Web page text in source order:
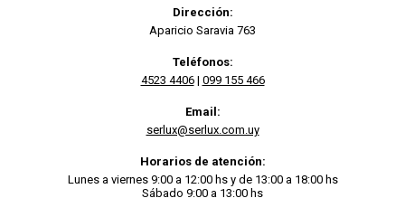
Dirección:
Aparicio Saravia 763
Teléfonos:
4523 4406| 099 155 466
Email:
serlux@serlux.com.uy
Horarios de atención:
Lunes a viernes 9:00 a 12:00 hs y de 13:00 a 18:00 hs
Sábado 9:00 a 13:00 hs